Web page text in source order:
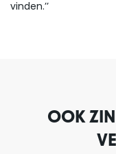
vinden.’’
OOK